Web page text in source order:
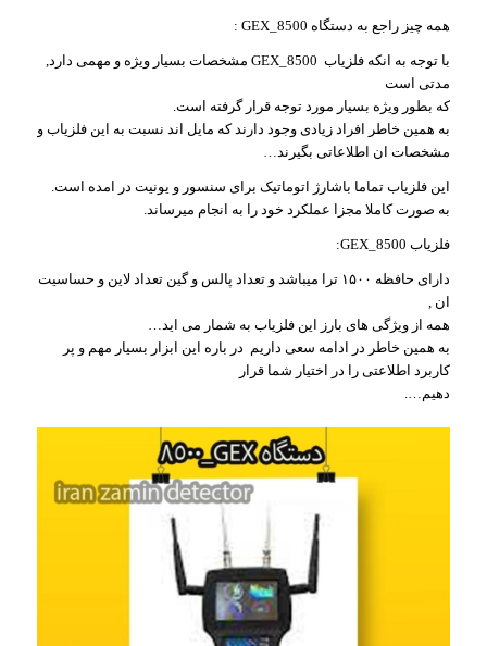
همه چیز راجع به دستگاه GEX_8500 :
با توجه به انکه فلزیاب GEX_8500 مشخصات بسیار ویژه و مهمی دارد,
مدتی است
که بطور ویژه بسیار مورد توجه قرار گرفته است.
به همین خاطر افراد زیادی وجود دارند که مایل اند نسبت به این فلزیاب و
مشخصات ان اطلاعاتی بگیرند…
این فلزیاب تماما باشارژ اتوماتیک برای سنسور و یونیت در امده است.
به صورت کاملا مجزا عملکرد خود را به انجام میرساند.
فلزیاب GEX_8500:
دارای حافظه ۱۵۰۰ ترا میباشد و تعداد پالس و گین تعداد لاین و حساسیت
ان ,
همه از ویژگی های بارز این فلزیاب به شمار می اید…
به همین خاطر در ادامه سعی داریم در باره این ابزار بسیار مهم و پر
کاربرد اطلاعتی را در اختیار شما قرار
دهیم….